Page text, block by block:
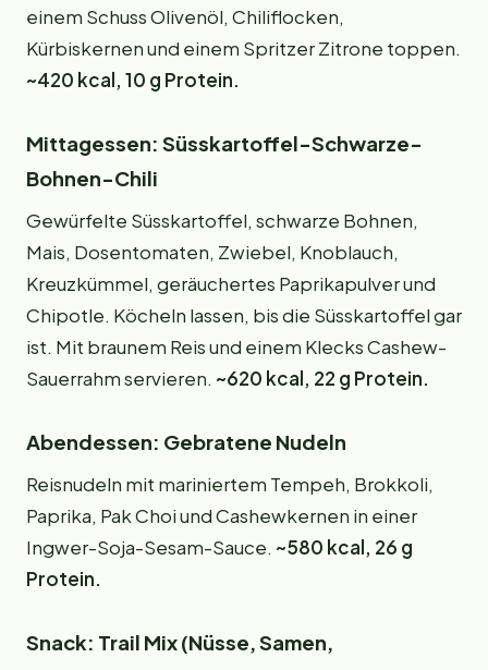
einem Schuss Olivenöl, Chiliflocken,
Kürbiskernen und einem Spritzer Zitrone toppen.
~420 kcal, 10 g Protein.
Mittagessen: Süsskartoffel-Schwarze-
Bohnen-Chili
Gewürfelte Süsskartoffel, schwarze Bohnen,
Mais, Dosentomaten, Zwiebel, Knoblauch,
Kreuzkümmel, geräuchertes Paprikapulver und
Chipotle. Köcheln lassen, bis die Süsskartoffel gar
ist. Mit braunem Reis und einem Klecks Cashew-
Sauerrahm servieren. ~620 kcal, 22 g Protein.
Abendessen: Gebratene Nudeln
Reisnudeln mit mariniertem Tempeh, Brokkoli,
Paprika, Pak Choi und Cashewkernen in einer
Ingwer-Soja-Sesam-Sauce. ~580 kcal, 26 g
Protein.
Snack: Trail Mix (Nüsse, Samen,